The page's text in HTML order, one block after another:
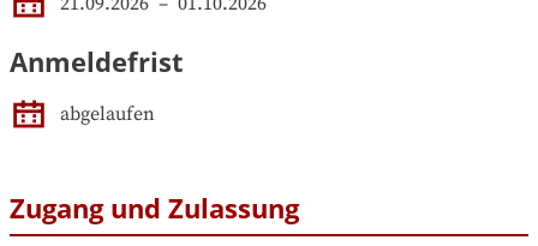
Anmeldefrist
abgelaufen
Zugang und Zulassung